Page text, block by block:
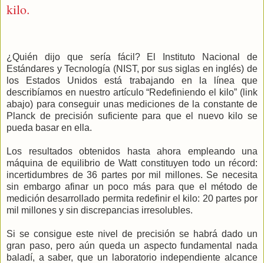
kilo.
¿Quién dijo que sería fácil? El Instituto Nacional de
Estándares y Tecnología (NIST, por sus siglas en inglés) de
los Estados Unidos está trabajando en la línea que
describíamos en nuestro artículo “Redefiniendo el kilo” (link
abajo) para conseguir unas mediciones de la constante de
Planck de precisión suficiente para que el nuevo kilo se
pueda basar en ella.
Los resultados obtenidos hasta ahora empleando una
máquina de equilibrio de Watt constituyen todo un récord:
incertidumbres de 36 partes por mil millones. Se necesita
sin embargo afinar un poco más para que el método de
medición desarrollado permita redefinir el kilo: 20 partes por
mil millones y sin discrepancias irresolubles.
Si se consigue este nivel de precisión se habrá dado un
gran paso, pero aún queda un aspecto fundamental nada
baladí, a saber, que un laboratorio independiente alcance